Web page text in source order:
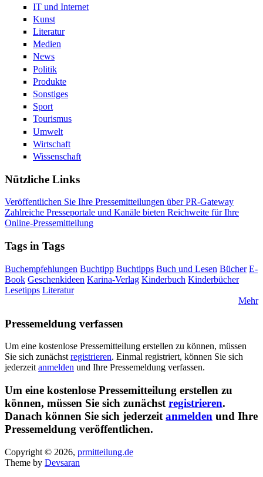
IT und Internet
Kunst
Literatur
Medien
News
Politik
Produkte
Sonstiges
Sport
Tourismus
Umwelt
Wirtschaft
Wissenschaft
Nützliche Links
Veröffentlichen Sie Ihre Pressemitteilungen über PR-Gateway
Zahlreiche Presseportale und Kanäle bieten Reichweite für Ihre
Online-Pressemitteilung
Tags in Tags
Buchempfehlungen Buchtipp Buchtipps Buch und Lesen Bücher E-
Book Geschenkideen Karina-Verlag Kinderbuch Kinderbücher
Lesetipps Literatur
Mehr
Pressemeldung verfassen
Um eine kostenlose Pressemitteilung erstellen zu können, müssen
Sie sich zunächst registrieren. Einmal registriert, können Sie sich
jederzeit anmelden und Ihre Pressemeldung verfassen.
Um eine kostenlose Pressemitteilung erstellen zu
können, müssen Sie sich zunächst registrieren.
Danach können Sie sich jederzeit anmelden und Ihre
Pressemeldung veröffentlichen.
Copyright © 2026, prmitteilung.de
Theme by Devsaran